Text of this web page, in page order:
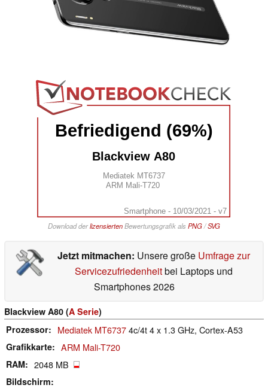
Befriedigend (69%)
Blackview A80
Mediatek MT6737
ARM Mali-T720
Smartphone - 10/03/2021 - v7
Download derlizensiertenBewertungsgrafik als PNG/SVG
Jetzt mitmachen: Unsere große Umfrage zur
Servicezufriedenheitbei Laptops und
Smartphones 2026
Blackview A80 (A Serie)
Prozessor
Mediatek MT67374c/4t 4 x 1.3 GHz, Cortex-A53
Grafikkarte ARM Mali-T720
RAM 2048 MB
Bildschirm